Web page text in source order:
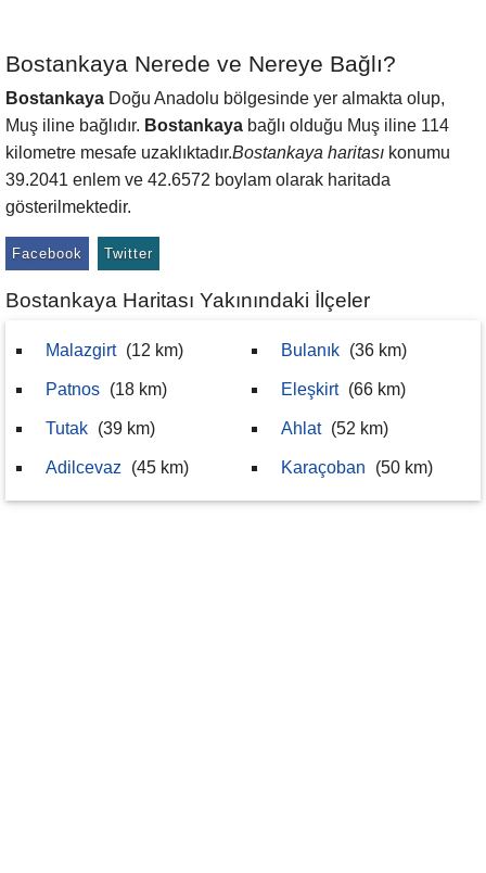
Bostankaya Nerede ve Nereye Bağlı?
Bostankaya Doğu Anadolu bölgesinde yer almakta olup,
Muş iline bağlıdır. Bostankaya bağlı olduğu Muş iline 114
kilometre mesafe uzaklıktadır.Bostankaya haritası konumu
39.2041 enlem ve 42.6572 boylam olarak haritada
gösterilmektedir.
Facebook Twitter
Bostankaya Haritası Yakınındaki İlçeler
Malazgirt (12 km)
Patnos (18 km)
Tutak (39 km)
Adilcevaz (45 km)
Bulanık (36 km)
Eleşkirt (66 km)
Ahlat (52 km)
Karaçoban (50 km)